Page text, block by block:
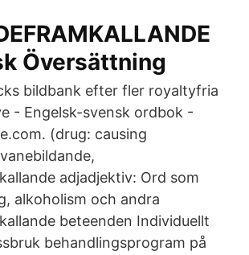
Översättning
bildbank efter fler royaltyfria
- Engelsk-svensk ordbok -
(drug: causing
adjadjektiv: Ord som
alkoholism och andra
beteenden Individuellt
behandlingsprogram på